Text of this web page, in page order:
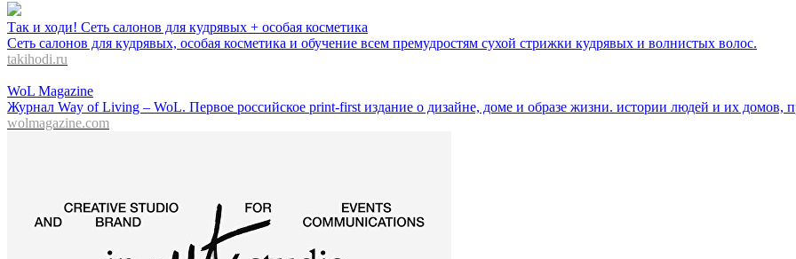
Так и ходи! Сеть салонов для кудрявых + особая косметика
Сеть салонов для кудрявых, особая косметика и обучение всем премудростям сухой стрижки кудрявых и волнистых волос.
takihodi.ru
WoL Magazine
Журнал Way of Living – WoL. Первое российское print-first издание о дизайне, доме и образе жизни. истории людей и их домов,
wolmagazine.com